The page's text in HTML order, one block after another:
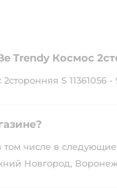
Космос
S 11361056 -
числе в
Новгород,